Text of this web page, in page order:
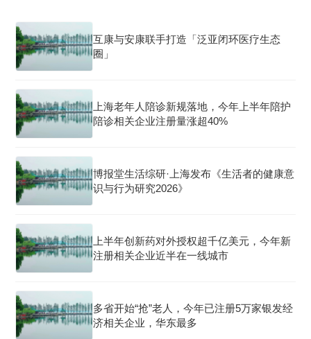
互康与安康联手打造「泛亚闭环医疗生态
圈」
上海老年人陪诊新规落地，今年上半年陪护
陪诊相关企业注册量涨超40%
博报堂生活综研·上海发布《生活者的健康意
识与行为研究2026》
上半年创新药对外授权超千亿美元，今年新
注册相关企业近半在一线城市
多省开始“抢”老人，今年已注册5万家银发经
济相关企业，华东最多